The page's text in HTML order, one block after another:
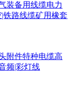
装备用线缆电力
|铁路线缆矿用橡套
附件特种电缆高
频|彩灯线